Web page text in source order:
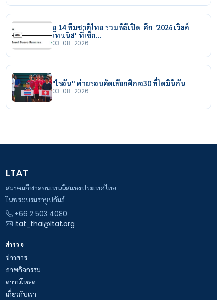
ยู 14 ทีมชาติไทย ร่วมพิธีเปิด ศึก "2026 เวิลด์
เทนนิส" ที่เช็ก…
03-08-2026
"ไรอัน" พ่ายรอบคัดเลือกศึกเจ30 ที่โดมินิกัน
03-08-2026
LTAT
สมาคมกีฬาลอนเทนนิสแห่งประเทศไทย
ในพระบรมราชูปถัมภ์
+66 2 503 4080
ltat_thai@ltat.org
สำรวจ
ข่าวสาร
ภาพกิจกรรม
ดาวน์โหลด
เกี่ยวกับเรา